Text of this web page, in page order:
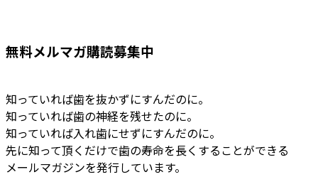
無料メルマガ購読募集中
知っていれば歯を抜かずにすんだのに。
知っていれば歯の神経を残せたのに。
知っていれば入れ歯にせずにすんだのに。
先に知って頂くだけで歯の寿命を長くすることができる
メールマガジンを発行しています。